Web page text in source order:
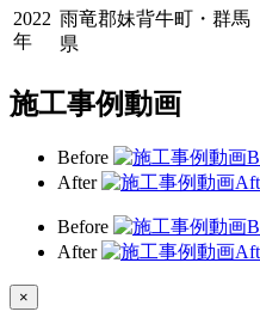
2022
年
雨竜郡妹背牛町・群馬
県
施工事例動画
Before
After
Before
After
×